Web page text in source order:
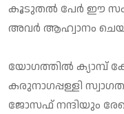
കൂടുതല്‍ പേര്‍ ഈ
അവര്‍ ആഹ്വാനം
യോഗത്തില്‍ ക്യാമ്പ്
കരുനാഗപ്പള്ളി
ജോസഫ് നന്ദിയും